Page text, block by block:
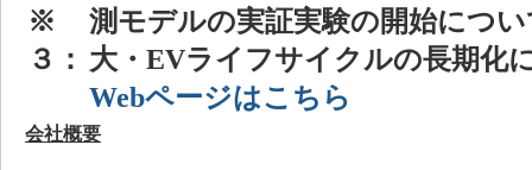
※
３：
測モデルの実証実験の開始につ
大・EVライフサイクルの長期化
Webページはこちら
会社概要